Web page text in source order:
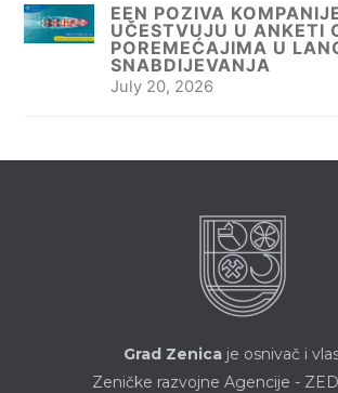
EEN POZIVA
UČESTVUJU U ANKETI
POREMEĆAJIMA U
SNABDIJEVANJA
July 20, 2026
Grad Zenica je osnivač i
Zeničke razvojne Agencije -